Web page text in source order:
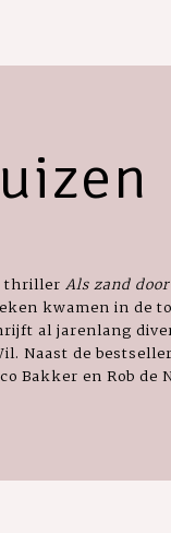
thriller Als zand
kwamen in de
al jarenlang
Naast de
Bakker en Rob de